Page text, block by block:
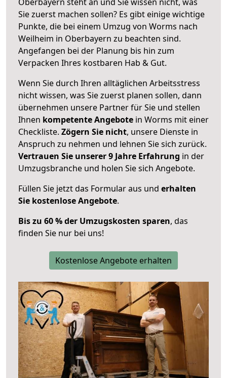
Sie zuerst machen sollen? Es gibt einige wichtige
Punkte, die bei einem Umzug von Worms nach
Weilheim in Oberbayern zu beachten sind.
Angefangen bei der Planung bis hin zum
Verpacken Ihres kostbaren Hab & Gut.
Wenn Sie durch Ihren alltäglichen Arbeitsstress
nicht wissen, was Sie zuerst planen sollen, dann
übernehmen unsere Partner für Sie und stellen
Ihnen kompetente Angebote in Worms mit einer
Checkliste. Zögern Sie nicht, unsere Dienste in
Anspruch zu nehmen und lehnen Sie sich zurück.
Vertrauen Sie unserer 9 Jahre Erfahrung in der
Umzugsbranche und holen Sie sich Angebote.
Füllen Sie jetzt das Formular aus und erhalten
Sie kostenlose Angebote.
Bis zu 60 % der Umzugskosten sparen, das
finden Sie nur bei uns!
Kostenlose Angebote erhalten